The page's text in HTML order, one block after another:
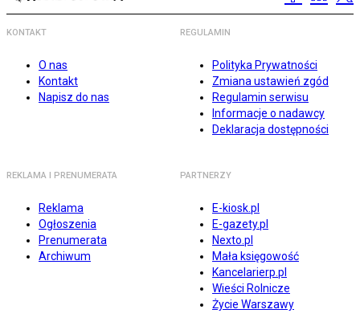
KONTAKT
O nas
Kontakt
Napisz do nas
REGULAMIN
Polityka Prywatności
Zmiana ustawień zgód
Regulamin serwisu
Informacje o nadawcy
Deklaracja dostępności
REKLAMA I PRENUMERATA
Reklama
Ogłoszenia
Prenumerata
Archiwum
PARTNERZY
E-kiosk.pl
E-gazety.pl
Nexto.pl
Mała księgowość
Kancelarierp.pl
Wieści Rolnicze
Życie Warszawy